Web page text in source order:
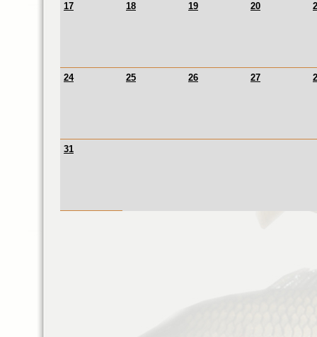
17 18 19 20
24 25 26 27
31